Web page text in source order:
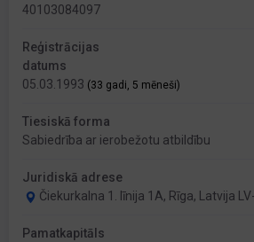
40103084097
Reģistrācijas
datums
05.03.1993 (33 gadi, 5 mēneši)
Tiesiskā forma
Sabiedrība ar ierobežotu atbildību
Juridiskā adrese
Čiekurkalna 1. līnija 1A, Rīga, Latvija
Pamatkapitāls